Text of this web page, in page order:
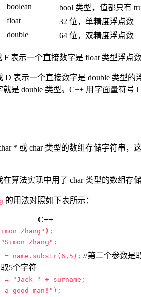
boolean
bool 类型，值都只有
float
32 位，单精度浮点数
double 64 位，双精度浮点数
表示一个直接数字是 float 类型浮点
D 表示一个直接数字是 double 类型
是 double 类型。C++ 用字面量符号
* 或 char 类型的数组存储字符串
算法实现中用了 char 类型的数组存
的用法对照如下表所示：
C++
Zhang");
Zhang";
name.substr(6,5); //第二个参数是
5个字符
= "Jack " + surname;
a good man!");